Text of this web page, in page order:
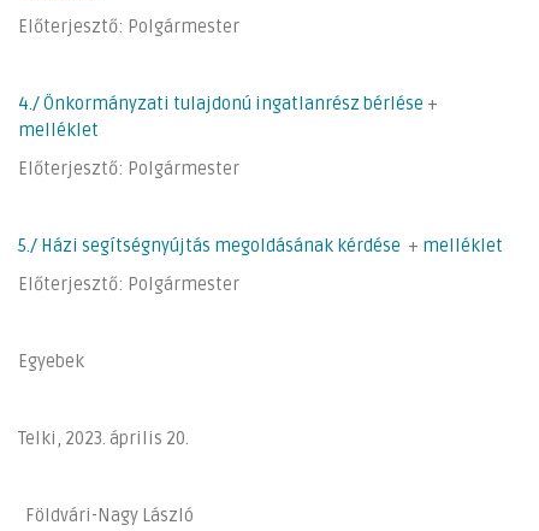
Előterjesztő: Polgármester
4./ Önkormányzati tulajdonú ingatlanrész bérlése +
melléklet
Előterjesztő: Polgármester
5./ Házi segítségnyújtás megoldásának kérdése + melléklet
Előterjesztő: Polgármester
Egyebek
Telki, 2023. április 20.
Földvári-Nagy László